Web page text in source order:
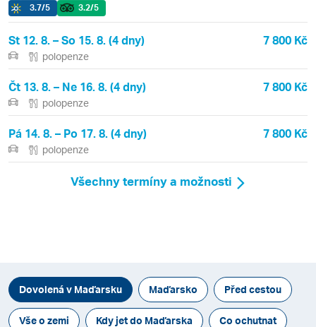
3.7/5 3.2/5
St 12. 8. – So 15. 8. (4 dny) 7 800 Kč
polopenze
Čt 13. 8. – Ne 16. 8. (4 dny) 7 800 Kč
polopenze
Pá 14. 8. – Po 17. 8. (4 dny) 7 800 Kč
polopenze
Všechny termíny a možnosti
Dovolená v Maďarsku Maďarsko Před cestou
Vše o zemi Kdy jet do Maďarska Co ochutnat